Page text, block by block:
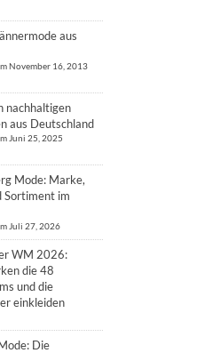
aus
November 16, 2013
nachhaltigen
aus Deutschland
Juni 25, 2025
Mode: Marke,
Sortiment im
Juli 27, 2026
WM 2026:
die 48
und die
einkleiden
Die